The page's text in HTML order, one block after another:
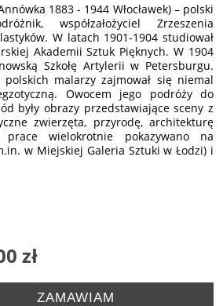
1883 - 1944 Włocławek) – polski
współzałożyciel Zrzeszenia
W latach 1901-1904 studiował
Akademii Sztuk Pięknych. W 1904
Szkołę Artylerii w Petersburgu.
malarzy zajmował się niemal
Owocem jego podróży do
były obrazy przedstawiające sceny z
zwierzęta, przyrodę, architekturę
wielokrotnie pokazywano na
w Miejskiej Galeria Sztuki w Łodzi) i
zł
ZAMAWIAM